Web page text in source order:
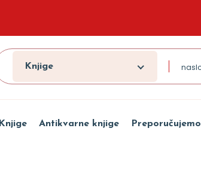
Knjige
Knjige Antikvarne knjige Preporučujemo